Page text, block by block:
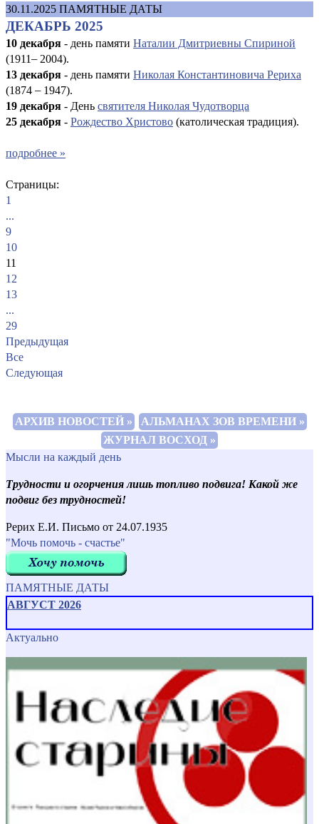
30.11.2025 ПАМЯТНЫЕ ДАТЫ
ДЕКАБРЬ 2025
10 декабря - день памяти Наталии Дмитриевны Спириной
(1911–2004).
13 декабря - день памяти Николая Константиновича Рериха
(1874 –1947).
19 декабря - День святителя Николая Чудотворца
25 декабря - Рождество Христово (католическая традиция).
подробнее »
Страницы:
1
...
9
10
11
12
13
...
29
Предыдущая
Все
Следующая
АРХИВ НОВОСТЕЙ »
АЛЬМАНАХ ЗОВ ВРЕМЕНИ »
ЖУРНАЛ ВОСХОД »
Мысли на каждый день
Трудности и огорчения лишь топливо подвига! Какой же
подвиг без трудностей!
Рерих Е.И. Письмо от 24.07.1935
"Мочь помочь - счастье"
ПАМЯТНЫЕ ДАТЫ
АВГУСТ 2026
Актуально